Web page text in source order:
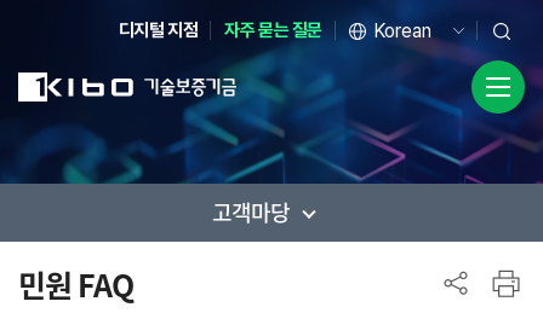
디지털 지점 자주 묻는 질문
사이드 메뉴
고객마당
민원 FAQ